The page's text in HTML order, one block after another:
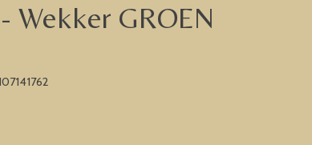
Wekker GROEN